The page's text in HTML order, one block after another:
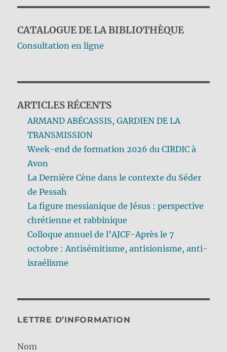
CATALOGUE DE LA BIBLIOTHÈQUE
Consultation en ligne
ARTICLES RÉCENTS
ARMAND ABÉCASSIS, GARDIEN DE LA
TRANSMISSION
Week-end de formation 2026 du CIRDIC à
Avon
La Dernière Cène dans le contexte du Séder
de Pessah
La figure messianique de Jésus : perspective
chrétienne et rabbinique
Colloque annuel de l’AJCF-Après le 7
octobre : Antisémitisme, antisionisme, anti-
israélisme
LETTRE D’INFORMATION
Nom